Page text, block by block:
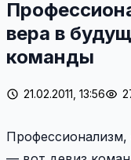
вера в
команды
21.02.2011, 13:56
Профессионализм,